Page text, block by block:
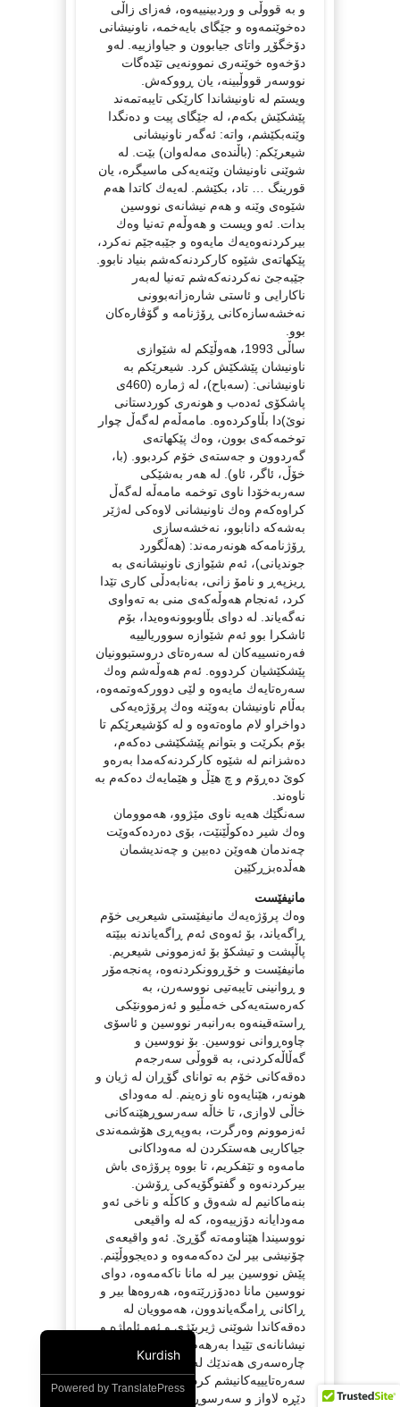
و بە قووڵی و وردبینییەوە، فەزای زاڵی
دەخوێنمەوە و جێگای بایەخمە، ناونیشانی
دۆخگۆڕ واتای جیابوون و جیاوازییە. لەو
دۆخەوە خوێنەری نموونەیی تێدەگات
نووسەر قووڵبینە، یان ڕووكەش.
ویستم لە ناونیشاندا كارێكی تایبەتمەند
پێشكێش بكەم، لە جێگای پیت و دەنگدا
وێنەبكێشم، واتە: ئەگەر ناونیشانی
شیعرێكم: (باڵندەی مەلەوان) بێت. لە
شوێنی ناونیشان وێنەیەكی ماسیگرە، یان
قورینگ … تاد، بكێشم. لەیەك كاتدا هەم
شێوەی وێنە و هەم نیشانەی نووسین
بدات. ئەو ویست و هەوڵەم تەنیا وەك
بیركردنەوەیەك مایەوە و جێبەجێم نەكرد،
پێكهاتەی شێوە كاركردنەكەشم بنیاد نابوو.
جێبەجێ نەكردنەكەشم تەنیا لەبەر
ناكارایی و ئاستی شارەزانەبوونی
نەخشەسازەكانی ڕۆژنامە و گۆڤارەكان
بوو.
ساڵی 1993، هەوڵێكم لە شێوازی
ناونیشان پێشكێش كرد. شیعرێكم بە
ناونیشانی: (سەباح)، لە ژمارە (460ی
پاشكۆی ئەدەب و هونەری كوردستانی
نوێ)دا بڵاوكردەوە. مامەڵەم لەگەڵ چوار
توخمەكەی بوون، وەك پێكهاتەی
گەردوون و جەستەی خۆم كردبوو. (با،
خۆڵ، ئاگر، ئاو). لە هەر بەشێكی
سەربەخۆدا ناوی توخمە مامەڵە لەگەڵ
كراوەكەم وەك ناونیشانی لاوەكی لەژێر
بەشەكە دانابوو، نەخشەسازی
ڕۆژنامەكە هونەرمەند: (هەڵگورد
جوندیانی)، ئەم شێوازی ناونیشانەی بە
ڕیزپەڕ و نامۆ زانی، بەنابەدڵی كاری تێدا
كرد، ئەنجام هەوڵەكەی منی بە تەواوی
نەگەیاند. لە دوای بڵاوبوونەوەیدا، بۆم
ئاشكرا بوو ئەم شێوازە سووریالییە
فەرەنسییەكان لە سەرەتای دروستبوونیان
پێشكێشیان كردووە. ئەم هەوڵەشم وەك
سەرەتایەك مایەوە و لێی دووركەوتمەوە،
بەڵام ناونیشان بەوێنە وەك پرۆژەیەكی
دواخراو لام ماوەتەوە و لە كۆشیعرێكم تا
بۆم بكرێت و بتوانم پێشكێشی دەكەم،
دەشزانم لە شێوە كاركردنەكەمدا بەرەو
كوێ دەڕۆم و چ هێڵ و هێمایەك دەكەم بە
ناوەند.
سەنگێك هەیە ناوی مێژوو، هەموومان
وەك شیر دەكوڵێنێت، بۆی دەردەكەوێت
چەندمان هەوێن دەبین و چەندیشمان
هەڵدەبزڕكێین
مانیفێست
وەك پرۆژەیەك مانیفێستی شیعریی خۆم
ڕاگەیاند، بۆ ئەوەی ئەم ڕاگەیاندنە ببێتە
پاڵپشت و تیشكۆ بۆ ئەزموونی شیعریم.
مانیفێست و خۆڕوونكردنەوە، پەنجەمۆر
و ڕوانینی تایبەتیی نووسەرن، بە
كەرەستەیەكی خەمڵیو و ئەزموونێكی
ڕاستەقینەوە بەرانبەر نووسین و ئاسۆی
چاوەڕوانی نووسین. بۆ نووسین و
گەڵاڵەكردنی، بە قووڵی سەرجەم
دەقەكانی خۆم بە توانای گۆڕان لە ژیان و
هونەر، هێنایەوە ناو زەینم. لە مەودای
خاڵی لاوازی، تا خاڵە سەرسوڕهێنەكانی
ئەزموونم وەرگرت، بەوپەڕی هۆشمەندی
جیاكاریی هەستكردن لە مەوداكانی
مامەوە و تێفكریم، تا بووە پرۆژەی باش
بیركردنەوە و گفتوگۆیەكی ڕۆشن.
بنەماكانیم لە شەوق و كاكڵە و ناخی ئەو
مەودایانە دۆزییەوە، كە لە واقیعی
نووسیندا هێناومەتە گۆڕێ. ئەو واقیعەی
چۆنیشی بیر لێ دەكەمەوە و دەیجووڵێنم.
پێش نووسین بیر لە مانا ناكەمەوە، دوای
نووسین مانا دەدۆزرێتەوە، هەروەها بیر و
ڕاكانی ڕامگەیاندوون، هەموویان لە
دەقەكاندا شوێنی ژیربێژی و ئەو ئاماژە و
نیشانانەی تێیدا بەرهەم هاتوون، ئاشكران.
چارەسەری هەندێك لە هەستە ڕۆمانسییە
سەرەتایییەكانیشم كردوون، هێڵم بە ژێر
دێڕە لاواز و سەرسوڕهێنەكانی كێشاون.
Powered by TranslatePress
Kurdish